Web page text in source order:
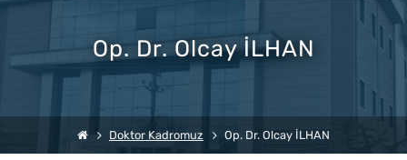
Op. Dr. Olcay İLHAN
Doktor Kadromuz Op. Dr. Olcay İLHAN